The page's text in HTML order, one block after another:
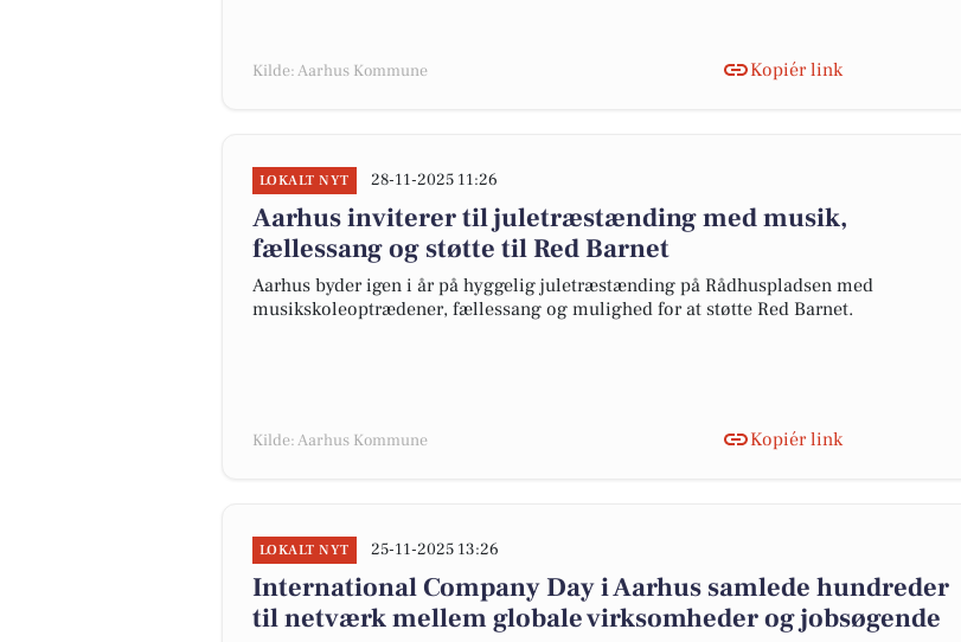
Kilde: Aarhus Kommune Kopiér link
LOKALT NYT 28-11-2025 11:26
Aarhus inviterer til juletræstænding med musik,
fællessang og støtte til Red Barnet
Aarhus byder igen i år på hyggelig juletræstænding på Rådhuspladsen med
musikskoleoptrædener, fællessang og mulighed for at støtte Red Barnet.
Kilde: Aarhus Kommune Kopiér link
LOKALT NYT 25-11-2025 13:26
International Company Day i Aarhus samlede hundreder
til netværk mellem globale virksomheder og jobsøgende